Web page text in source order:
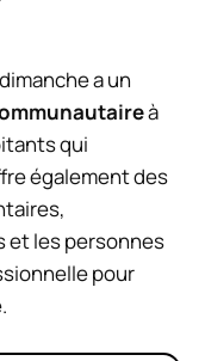
a un
à
qui
également des
et les personnes
pour